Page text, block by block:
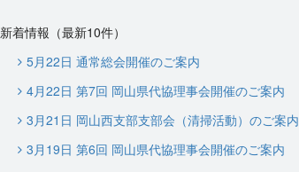
新着情報（最新10件）
5月22日 通常総会開催のご案内
4月22日 第7回 岡山県代協理事会開催のご案内
3月21日 岡山西支部支部会（清掃活動）のご案内
3月19日 第6回 岡山県代協理事会開催のご案内